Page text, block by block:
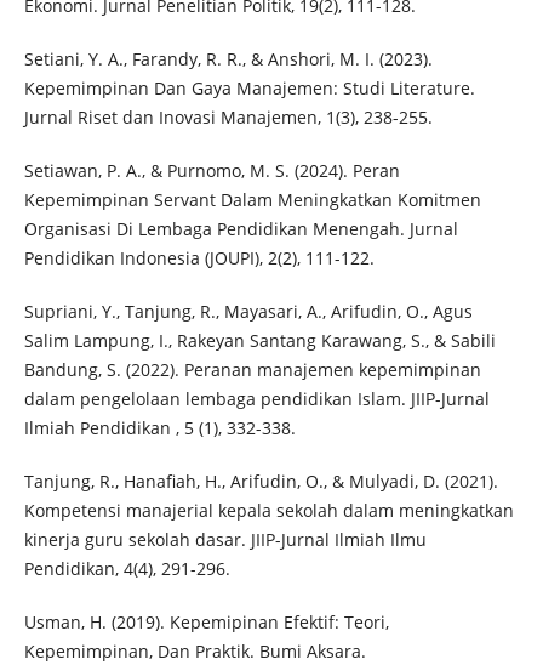
Ekonomi. Jurnal Penelitian Politik, 19(2), 111-128.
Setiani, Y. A., Farandy, R. R., & Anshori, M. I. (2023).
Kepemimpinan Dan Gaya Manajemen: Studi Literature.
Jurnal Riset dan Inovasi Manajemen, 1(3), 238-255.
Setiawan, P. A., & Purnomo, M. S. (2024). Peran
Kepemimpinan Servant Dalam Meningkatkan Komitmen
Organisasi Di Lembaga Pendidikan Menengah. Jurnal
Pendidikan Indonesia (JOUPI), 2(2), 111-122.
Supriani, Y., Tanjung, R., Mayasari, A., Arifudin, O., Agus
Salim Lampung, I., Rakeyan Santang Karawang, S., & Sabili
Bandung, S. (2022). Peranan manajemen kepemimpinan
dalam pengelolaan lembaga pendidikan Islam. JIIP-Jurnal
Ilmiah Pendidikan , 5 (1), 332-338.
Tanjung, R., Hanafiah, H., Arifudin, O., & Mulyadi, D. (2021).
Kompetensi manajerial kepala sekolah dalam meningkatkan
kinerja guru sekolah dasar. JIIP-Jurnal Ilmiah Ilmu
Pendidikan, 4(4), 291-296.
Usman, H. (2019). Kepemipinan Efektif: Teori,
Kepemimpinan, Dan Praktik. Bumi Aksara.